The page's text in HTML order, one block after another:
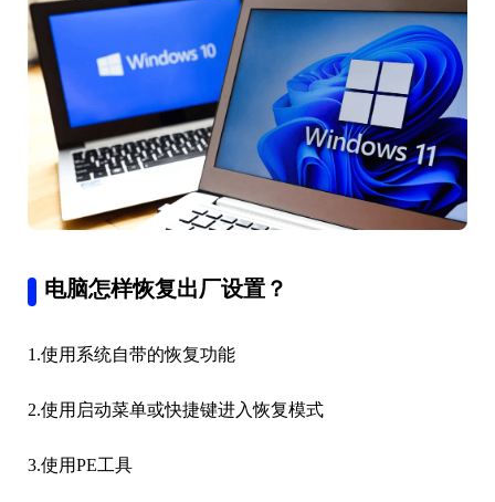
电脑怎样恢复出厂设置？
1.使用系统自带的恢复功能
2.使用启动菜单或快捷键进入恢复模式
3.使用PE工具